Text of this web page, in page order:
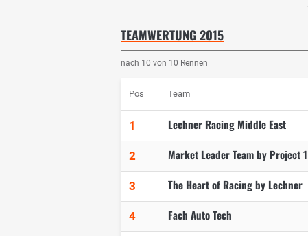
TEAMWERTUNG 2015
nach 10 von 10 Rennen
Pos Team
1 Lechner Racing Middle East
2 Market Leader Team by Project 1
3 The Heart of Racing by Lechner
4 Fach Auto Tech